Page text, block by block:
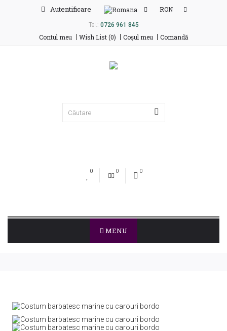
Autentificare RON
Tel.: 0726 961 845
Contul meu Wish List (0) Coşul meu Comandă
0 0 0
MENU